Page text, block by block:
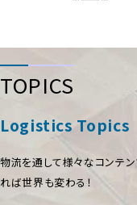
TOPICS
Logistics Topics
物流を通して様々なコンテ
れば世界も変わる！